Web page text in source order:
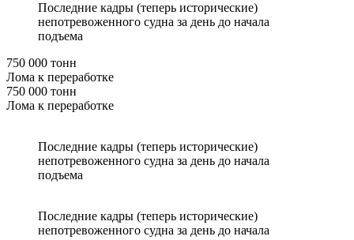
Последние кадры (теперь исторические)
непотревоженного судна за день до начала
подъема
750 000 тонн
Лома к переработке
750 000 тонн
Лома к переработке
Последние кадры (теперь исторические)
непотревоженного судна за день до начала
подъема
Последние кадры (теперь исторические)
непотревоженного судна за день до начала